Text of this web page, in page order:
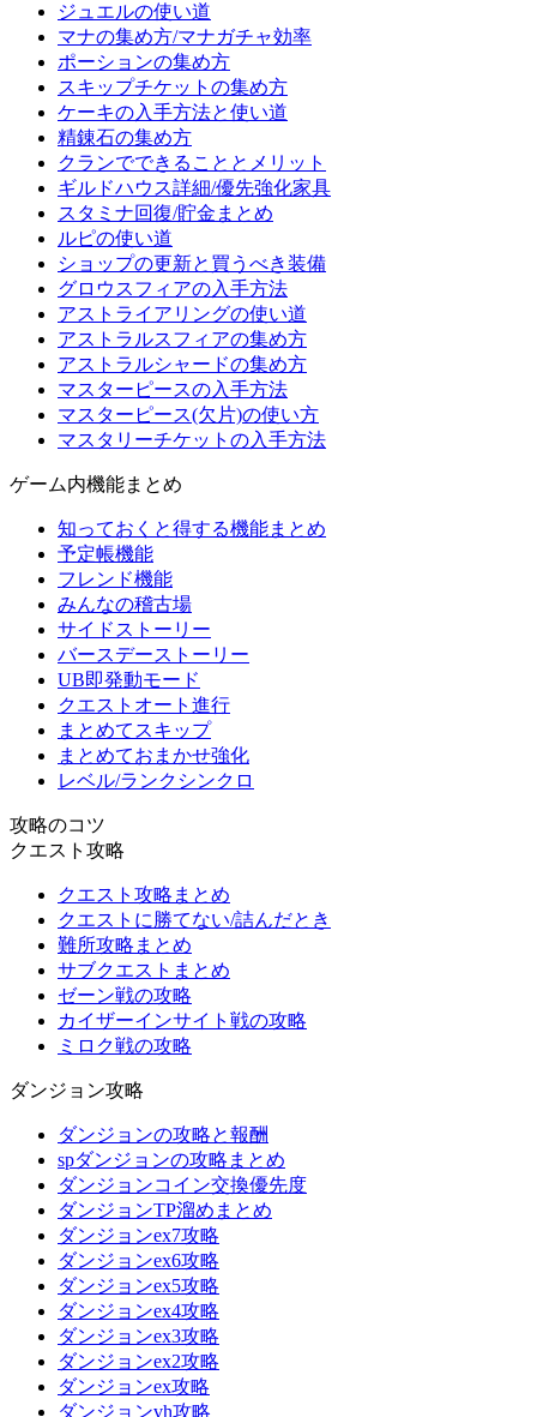
ジュエルの使い道
マナの集め方/マナガチャ効率
ポーションの集め方
スキップチケットの集め方
ケーキの入手方法と使い道
精錬石の集め方
クランでできることとメリット
ギルドハウス詳細/優先強化家具
スタミナ回復/貯金まとめ
ルピの使い道
ショップの更新と買うべき装備
グロウスフィアの入手方法
アストライアリングの使い道
アストラルスフィアの集め方
アストラルシャードの集め方
マスターピースの入手方法
マスターピース(欠片)の使い方
マスタリーチケットの入手方法
ゲーム内機能まとめ
知っておくと得する機能まとめ
予定帳機能
フレンド機能
みんなの稽古場
サイドストーリー
バースデーストーリー
UB即発動モード
クエストオート進行
まとめてスキップ
まとめておまかせ強化
レベル/ランクシンクロ
攻略のコツ
クエスト攻略
クエスト攻略まとめ
クエストに勝てない/詰んだとき
難所攻略まとめ
サブクエストまとめ
ゼーン戦の攻略
カイザーインサイト戦の攻略
ミロク戦の攻略
ダンジョン攻略
ダンジョンの攻略と報酬
spダンジョンの攻略まとめ
ダンジョンコイン交換優先度
ダンジョンTP溜めまとめ
ダンジョンex7攻略
ダンジョンex6攻略
ダンジョンex5攻略
ダンジョンex4攻略
ダンジョンex3攻略
ダンジョンex2攻略
ダンジョンex攻略
ダンジョンvh攻略